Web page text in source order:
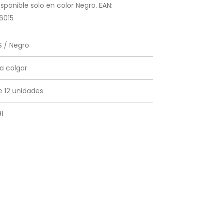
solo en color Negro. EAN:
/ Negro
colgar
12 unidades